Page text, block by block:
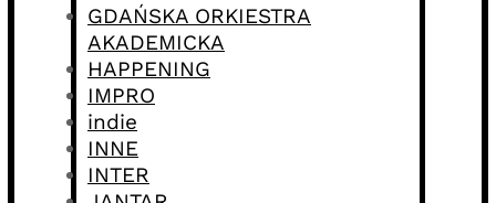
GDAŃSKA ORKIESTRA
AKADEMICKA
HAPPENING
IMPRO
indie
INNE
INTER